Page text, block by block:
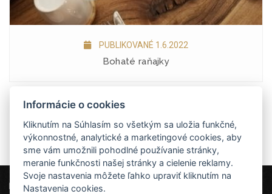
PUBLIKOVANÉ 1.6.2022
Bohaté raňajky
Zobraziť všetky novinky
Liptovský mlyn
Informácie o cookies
Kliknutím na Súhlasím so všetkým sa uložia funkčné,
výkonnostné, analytické a marketingové cookies, aby
sme vám umožnili pohodlné používanie stránky,
meranie funkčnosti našej stránky a cielenie reklamy.
Svoje nastavenia môžete ľahko upraviť kliknutím na
Nastavenia cookies.